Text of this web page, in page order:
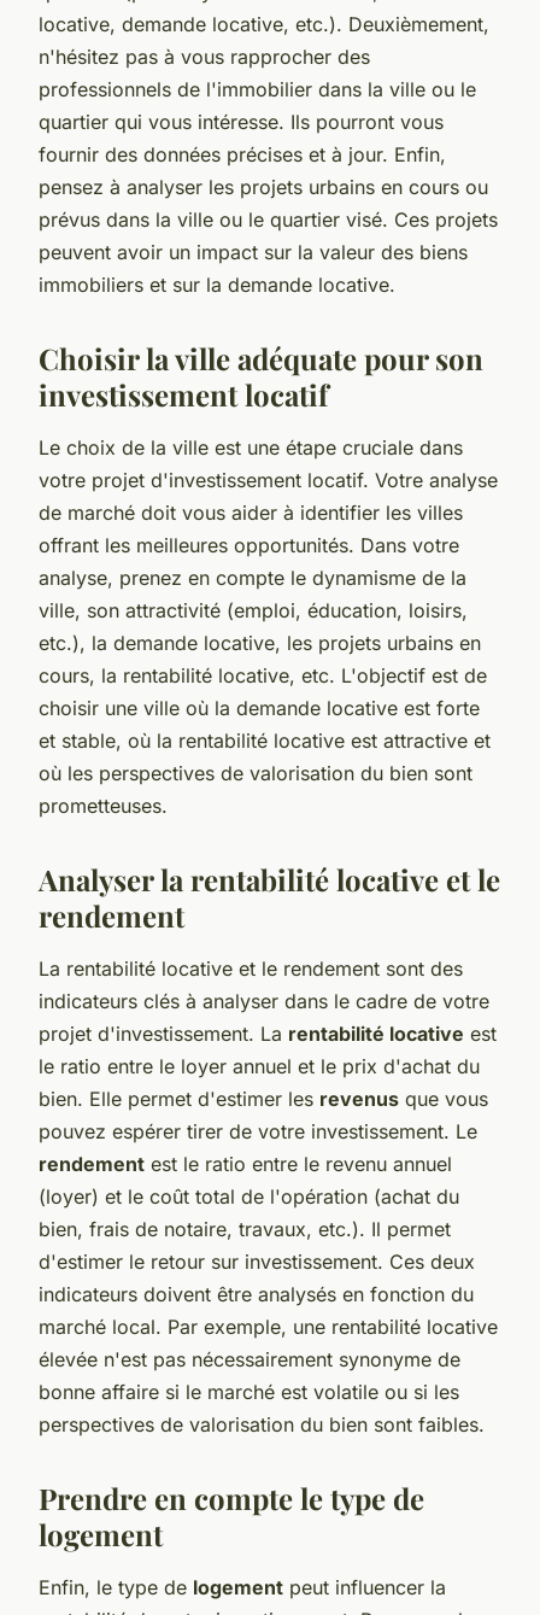
locative, demande locative, etc.). Deuxièmement,
n'hésitez pas à vous rapprocher des
professionnels de l'immobilier dans la ville ou le
quartier qui vous intéresse. Ils pourront vous
fournir des données précises et à jour. Enfin,
pensez à analyser les projets urbains en cours ou
prévus dans la ville ou le quartier visé. Ces projets
peuvent avoir un impact sur la valeur des biens
immobiliers et sur la demande locative.
Choisir la ville adéquate pour son
investissement locatif
Le choix de la ville est une étape cruciale dans
votre projet d'investissement locatif. Votre analyse
de marché doit vous aider à identifier les villes
offrant les meilleures opportunités. Dans votre
analyse, prenez en compte le dynamisme de la
ville, son attractivité (emploi, éducation, loisirs,
etc.), la demande locative, les projets urbains en
cours, la rentabilité locative, etc. L'objectif est de
choisir une ville où la demande locative est forte
et stable, où la rentabilité locative est attractive et
où les perspectives de valorisation du bien sont
prometteuses.
Analyser la rentabilité locative et le
rendement
La rentabilité locative et le rendement sont des
indicateurs clés à analyser dans le cadre de votre
projet d'investissement. La rentabilité locative est
le ratio entre le loyer annuel et le prix d'achat du
bien. Elle permet d'estimer les revenus que vous
pouvez espérer tirer de votre investissement. Le
rendement est le ratio entre le revenu annuel
(loyer) et le coût total de l'opération (achat du
bien, frais de notaire, travaux, etc.). Il permet
d'estimer le retour sur investissement. Ces deux
indicateurs doivent être analysés en fonction du
marché local. Par exemple, une rentabilité locative
élevée n'est pas nécessairement synonyme de
bonne affaire si le marché est volatile ou si les
perspectives de valorisation du bien sont faibles.
Prendre en compte le type de
logement
Enfin, le type de logement peut influencer la